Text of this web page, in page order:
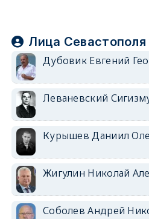
Лица Севастополя
Дубовик Евгений
Леваневский
Курышев Даниил
Жигулин Николай
Соболев Андрей